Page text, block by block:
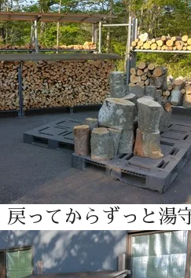
戻ってからずっと湯